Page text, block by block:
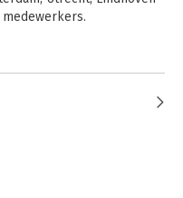
Kinge Siljee